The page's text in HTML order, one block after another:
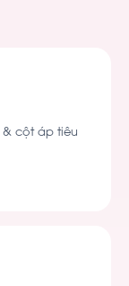
cột áp tiêu